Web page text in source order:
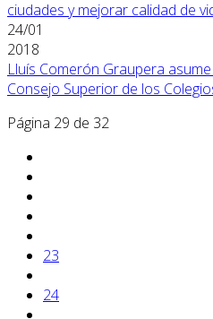
ciudades y mejorar calidad de
24/01
2018
Lluís Comerón Graupera
Consejo Superior de los
Página 29 de 32
23
24